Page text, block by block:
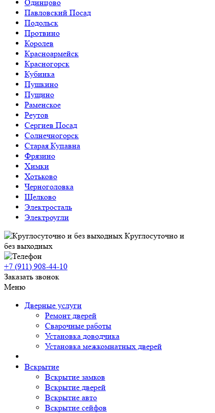
Одинцово
Павловский Посад
Подольск
Протвино
Королев
Красноармейск
Красногорск
Кубинка
Пушкино
Пущино
Раменское
Реутов
Сергиев Посад
Солнечногорск
Старая Купавна
Фрязино
Химки
Хотьково
Черноголовка
Щелково
Электросталь
Электроугли
Круглосуточно и
без выходных
+7 (911) 908-44-10
Заказать звонок
Меню
Дверные услуги
Ремонт дверей
Сварочные работы
Установка доводчика
Установка межкомнатных дверей
Вскрытие
Вскрытие замков
Вскрытие дверей
Вскрытие авто
Вскрытие сейфов